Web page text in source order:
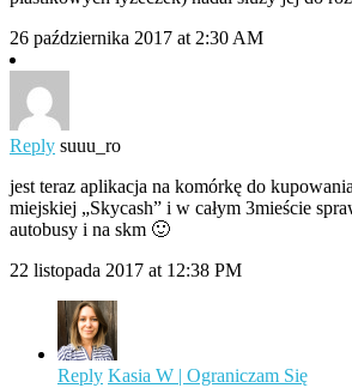
26 października 2017 at 2:30 AM
Reply suuu_ro
jest teraz aplikacja na komórkę do
miejskiej „Skycash” i w całym 3mieście
autobusy i na skm 🙂
22 listopada 2017 at 12:38 PM
Reply Kasia W | Ograniczam Się